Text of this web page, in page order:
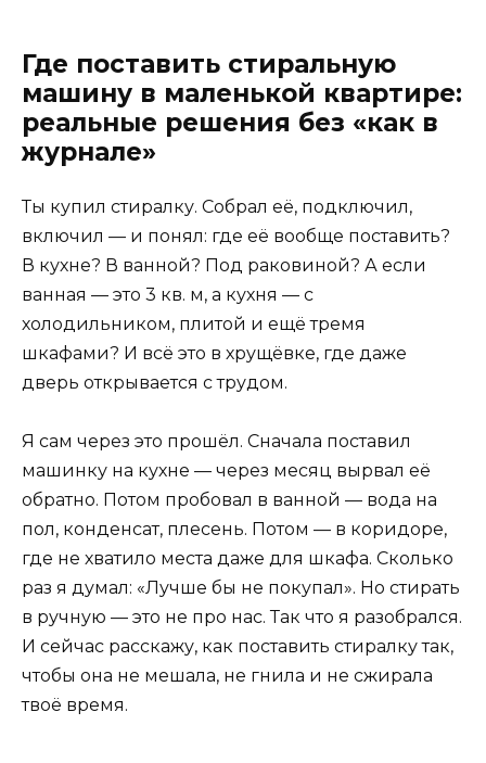
Где поставить стиральную
машину в маленькой квартире:
реальные решения без «как в
журнале»
Ты купил стиралку. Собрал её, подключил,
включил — и понял: где её вообще поставить?
В кухне? В ванной? Под раковиной? А если
ванная — это 3 кв. м, а кухня — с
холодильником, плитой и ещё тремя
шкафами? И всё это в хрущёвке, где даже
дверь открывается с трудом.
Я сам через это прошёл. Сначала поставил
машинку на кухне — через месяц вырвал её
обратно. Потом пробовал в ванной — вода на
пол, конденсат, плесень. Потом — в коридоре,
где не хватило места даже для шкафа. Сколько
раз я думал: «Лучше бы не покупал». Но стирать
в ручную — это не про нас. Так что я разобрался.
И сейчас расскажу, как поставить стиралку так,
чтобы она не мешала, не гнила и не сжирала
твоё время.